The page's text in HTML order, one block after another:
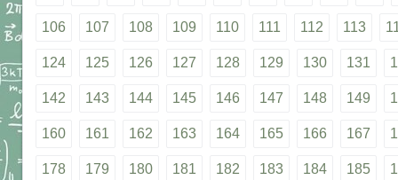
106 107 108 109 110 111 112 113
124 125 126 127 128 129 130 131
142 143 144 145 146 147 148 149
160 161 162 163 164 165 166 167
178 179 180 181 182 183 184 185